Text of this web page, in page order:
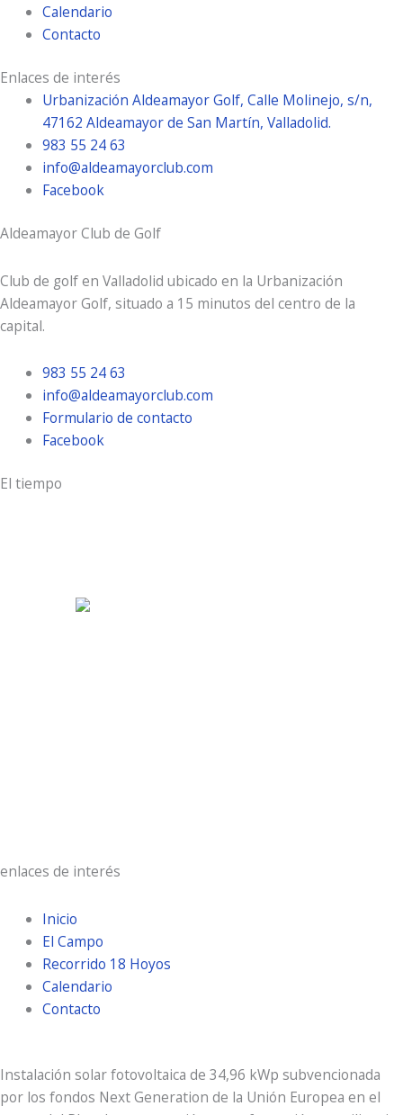
Calendario
Contacto
Enlaces de interés
Urbanización Aldeamayor Golf, Calle Molinejo, s/n,
47162 Aldeamayor de San Martín, Valladolid.
983 55 24 63
info@aldeamayorclub.com
Facebook
Aldeamayor Club de Golf
Club de golf en Valladolid ubicado en la Urbanización
Aldeamayor Golf, situado a 15 minutos del centro de la
capital.
983 55 24 63
info@aldeamayorclub.com
Formulario de contacto
Facebook
El tiempo
enlaces de interés
Inicio
El Campo
Recorrido 18 Hoyos
Calendario
Contacto
Instalación solar fotovoltaica de 34,96 kWp subvencionada
por los fondos Next Generation de la Unión Europea en el